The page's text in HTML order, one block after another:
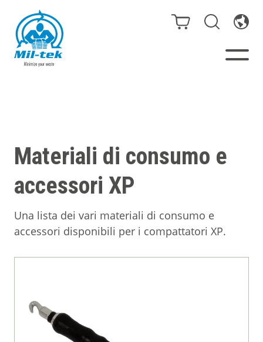
Infinity – Sacchi senza fine
Case studies
Materiali di consumo e
accessori XP
Una lista dei vari materiali di consumo e
accessori disponibili per i compattatori XP.